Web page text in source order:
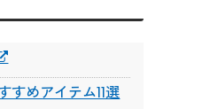
すめアイテム11選